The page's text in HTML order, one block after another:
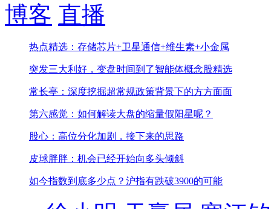
博客 直播
热点精选：存储芯片+卫星通信+维生素+小金属
突发三大利好，变盘时间到了智能体概念股精选
常长亭：深度挖掘超常规政策背景下的方方面面
第六感觉：如何解读大盘的缩量假阳星呢？
股心：高位分化加剧，接下来的思路
皮球胖胖：机会已经开始向多头倾斜
如今指数到底多少点？ 沪指有跌破3900的可能